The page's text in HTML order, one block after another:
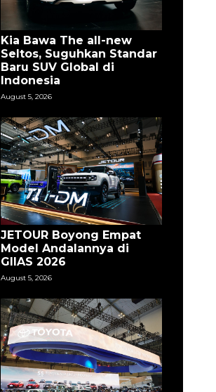
Kia Bawa The all-new
Seltos, Suguhkan Standar
Baru SUV Global di
Indonesia
August 5, 2026
JETOUR Boyong Empat
Model Andalannya di
GIIAS 2026
August 5, 2026